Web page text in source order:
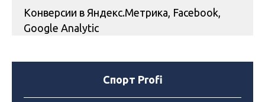
Конверсии в Яндекс.Метрика, Facebook,
Google Analytic
Спорт Profi